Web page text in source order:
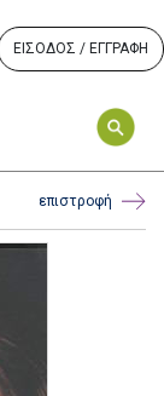
ΕΙΣΟΔΟΣ / ΕΓΓΡΑΦΗ
επιστροφή